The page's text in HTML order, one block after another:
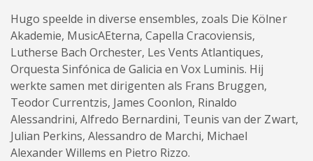
Hugo speelde in diverse ensembles, zoals Die Kölner
Akademie, MusicAEterna, Capella Cracoviensis,
Lutherse Bach Orchester, Les Vents Atlantiques,
Orquesta Sinfónica de Galicia en Vox Luminis. Hij
werkte samen met dirigenten als Frans Bruggen,
Teodor Currentzis, James Coonlon, Rinaldo
Alessandrini, Alfredo Bernardini, Teunis van der Zwart,
Julian Perkins, Alessandro de Marchi, Michael
Alexander Willems en Pietro Rizzo.